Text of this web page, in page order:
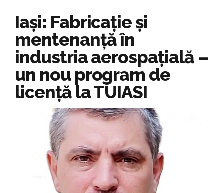
Iași: Fabricație și
mentenanță în
industria aerospațială –
un nou program de
licență la TUIASI